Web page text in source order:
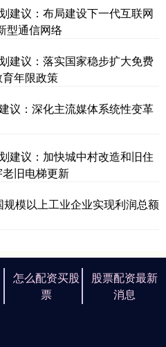
建议：布局建设下一代互联网
型通信网络
建议：落实国家稳步扩大免费
年限政策
议：深化主流媒体系统性变革
建议：加快城中村改造和旧住
旧电梯更新
模以上工业企业实现利润总额
怎么配资买股
票
股票配资最新
消息